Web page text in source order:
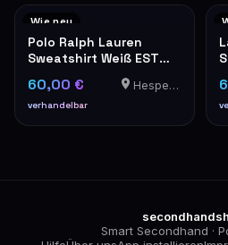
Wie neu
Polo Ralph Lauren
Sweatshirt Weiß EST
MCMLXVII Wappen XL
60,00 €
verhandelbar
Hesperange
Smart Secondhand ·